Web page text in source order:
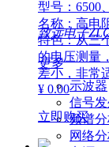
致远电子
更多
示波器
信号
频谱
网络
型号：6500
名称：高电
特色：从三
的电压测量
差小，非常
¥ 0.00
立即购买